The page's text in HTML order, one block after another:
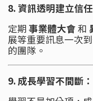
8. 資訊透明建立信
定期事業體大會和
展等重要訊息一次
的團隊。
9. 成長學習不間斷：